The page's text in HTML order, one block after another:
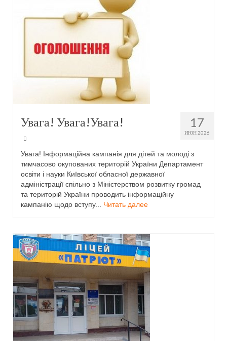
Сторінка начальника
Адміністрація
Педагогічний колектив ліцею «Патріот»
9-й клас
10-й клас
11-й клас
11-й клас
Випускнику 2021
Контакти
17
ИЮН 2026
Увага! Увага!Увага!
Увага! Інформаційна кампанія для дітей та молоді з
тимчасово окупованих територій України Департамент
освіти і науки Київської обласної державної
адміністрації спільно з Міністерством розвитку громад
та територій України проводить інформаційну
кампанію щодо вступу... Читать далее